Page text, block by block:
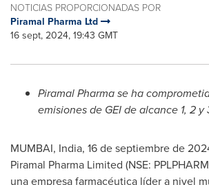
NOTICIAS PROPORCIONADAS POR
Piramal Pharma Ltd
16 sept, 2024, 19:43 GMT
Piramal Pharma se ha
emisiones de GEI dealcance 1, 2
MUMBAI, India, 16 de septiembre de
Piramal Pharma Limited (NSE:
una empresa farmacéutica líder a nivel